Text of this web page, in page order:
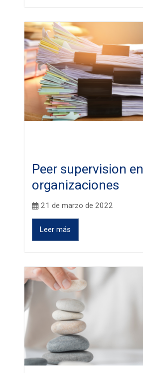
Peer supervision en
organizaciones
21 de marzo de 2022
Leer más